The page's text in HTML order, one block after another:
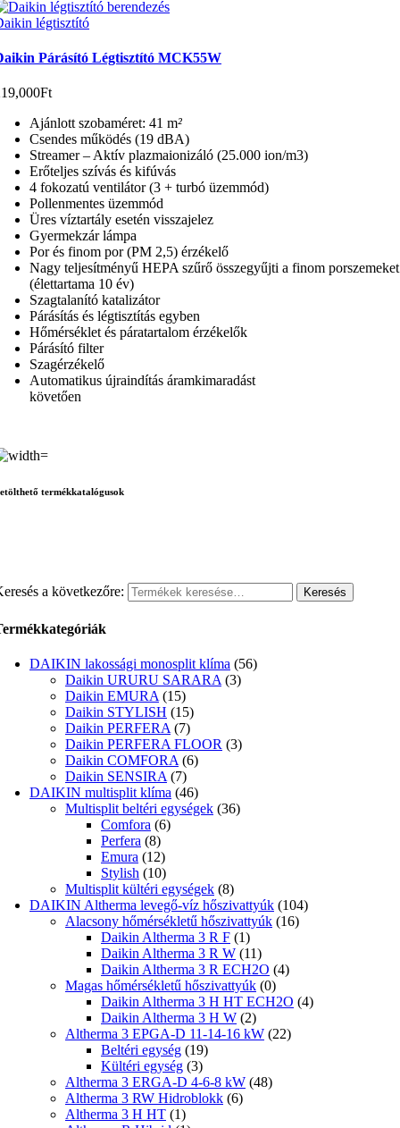
légtisztító
Párásító Légtisztító MCK55W
Ft
Ajánlott szobaméret: 41 m²
Csendes működés (19 dBA)
Streamer – Aktív plazmaionizáló (25.000 ion/m3)
Erőteljes szívás és kifúvás
4 fokozatú ventilátor (3 + turbó üzemmód)
Pollenmentes üzemmód
Üres víztartály esetén visszajelez
Gyermekzár lámpa
Por és finom por (PM 2,5) érzékelő
Nagy teljesítményű HEPA szűrő összegyűjti a finom porszemeket
(élettartama 10 év)
Szagtalanító katalizátor
Párásítás és légtisztítás egyben
Hőmérséklet és páratartalom érzékelők
Párásító filter
Szagérzékelő
Automatikus újraindítás áramkimaradást
követően
termékkatalógusok
a következőre: Keresés
DAIKIN lakossági monosplit klíma (56)
Daikin URURU SARARA (3)
Daikin EMURA (15)
Daikin STYLISH (15)
Daikin PERFERA (7)
Daikin PERFERA FLOOR (3)
Daikin COMFORA (6)
Daikin SENSIRA (7)
DAIKIN multisplit klíma (46)
Multisplit beltéri egységek (36)
Comfora (6)
Perfera (8)
Emura (12)
Stylish (10)
Multisplit kültéri egységek (8)
DAIKIN Altherma levegő-víz hőszivattyúk (104)
Alacsony hőmérsékletű hőszivattyúk (16)
Daikin Altherma 3 R F (1)
Daikin Altherma 3 R W (11)
Daikin Altherma 3 R ECH2O (4)
Magas hőmérsékletű hőszivattyúk (0)
Daikin Altherma 3 H HT ECH2O (4)
Daikin Altherma 3 H W (2)
Altherma 3 EPGA-D 11-14-16 kW (22)
Beltéri egység (19)
Kültéri egység (3)
Altherma 3 ERGA-D 4-6-8 kW (48)
Altherma 3 RW Hidroblokk (6)
Altherma 3 H HT (1)